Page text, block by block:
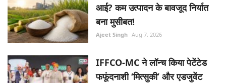
आई? कम उत्पादन के बावजूद निर्यात
बना मुसीबत!
Ajeet Singh Aug 7, 2026
IFFCO-MC ने लॉन्च किया पेटेंटेड
फफूंदनाशी ‘मित्सुकी’ और एडजुवेंट